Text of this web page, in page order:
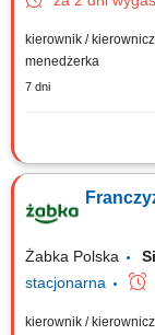
kierownik /
menedżerka
7 dni
Główne zadania:
obsługi.
Dostosowywanie
Żabka Polska
stacjonarna
kierownik /